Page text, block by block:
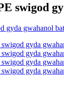
swigod